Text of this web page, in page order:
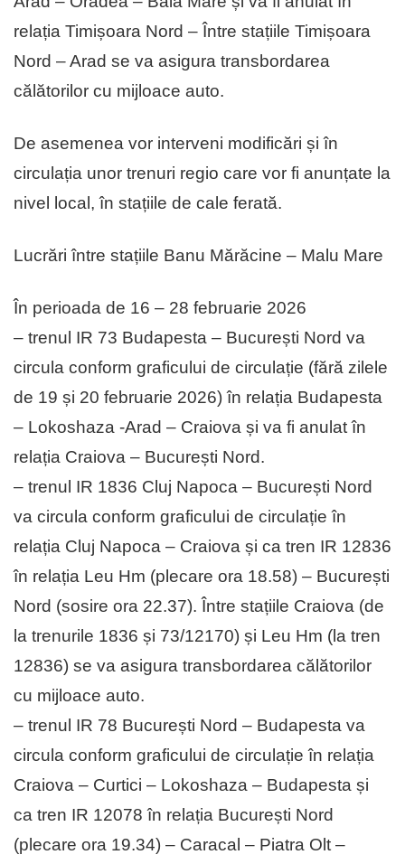
relația Timișoara Nord – Între stațiile Timișoara
Nord – Arad se va asigura transbordarea
călătorilor cu mijloace auto.
De asemenea vor interveni modificări și în
circulația unor trenuri regio care vor fi anunțate la
nivel local, în stațiile de cale ferată.
Lucrări între stațiile Banu Mărăcine – Malu Mare
În perioada de 16 – 28 februarie 2026
– trenul IR 73 Budapesta – București Nord va
circula conform graficului de circulație (fără zilele
de 19 și 20 februarie 2026) în relația Budapesta
– Lokoshaza -Arad – Craiova și va fi anulat în
relația Craiova – București Nord.
– trenul IR 1836 Cluj Napoca – București Nord
va circula conform graficului de circulație în
relația Cluj Napoca – Craiova și ca tren IR 12836
în relația Leu Hm (plecare ora 18.58) – București
Nord (sosire ora 22.37). Între stațiile Craiova (de
la trenurile 1836 și 73/12170) și Leu Hm (la tren
12836) se va asigura transbordarea călătorilor
cu mijloace auto.
– trenul IR 78 București Nord – Budapesta va
circula conform graficului de circulație în relația
Craiova – Curtici – Lokoshaza – Budapesta și
ca tren IR 12078 în relația București Nord
(plecare ora 19.34) – Caracal – Piatra Olt –